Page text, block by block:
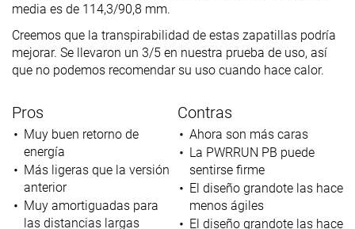
media es de 114,3/90,8 mm.
Creemos que la transpirabilidad de estas zapatillas podría
mejorar. Se llevaron un 3/5 en nuestra prueba de uso, así
que no podemos recomendar su uso cuando hace calor.
Pros
Muy buen retorno de
energía
Más ligeras que la versión
anterior
Muy amortiguadas para
las distancias largas
Contras
Ahora son más caras
La PWRRUN PB puede
sentirse firme
El diseño grandote las hace
menos ágiles
El diseño grandote las hace